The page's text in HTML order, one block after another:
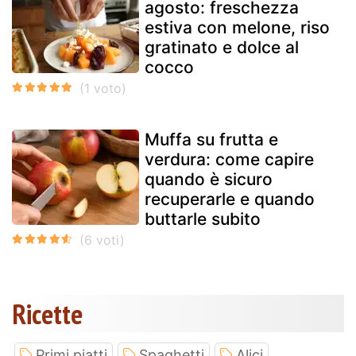
agosto: freschezza
estiva con melone, riso
gratinato e dolce al
cocco
Muffa su frutta e
verdura: come capire
quando è sicuro
recuperarle e quando
buttarle subito
Ricette